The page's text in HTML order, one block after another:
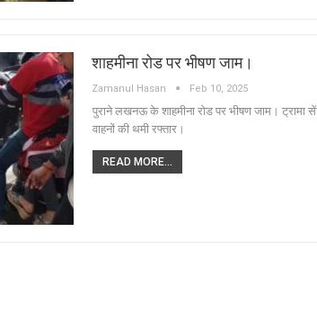
शाहमीना रोड पर भीषण जाम।
Zamanul Hasan Feb 10, 2025
पुराने लखनऊ के शाहमीना रोड पर भीषण जाम।
वाहनों की थमी रफ्तार।
READ MORE...